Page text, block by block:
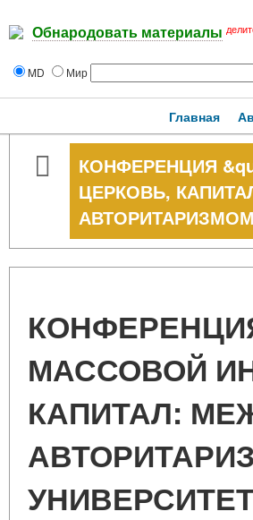
Обнародовать материалы
MD Мир
Главная
КОНФЕРЕНЦИЯ
ЦЕРКОВЬ,
МАССОВОЙ
КАПИТАЛ: